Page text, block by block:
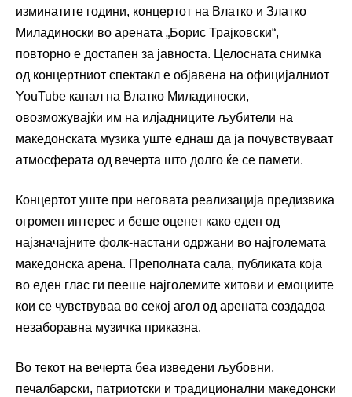
изминатите години, концертот на Влатко и Златко
Миладиноски во арената „Борис Трајковски“,
повторно е достапен за јавноста. Целосната снимка
од концертниот спектакл е објавена на официјалниот
YouTube канал на Влатко Миладиноски,
овозможувајќи им на илјадниците љубители на
македонската музика уште еднаш да ја почувствуваат
атмосферата од вечерта што долго ќе се памети.
Концертот уште при неговата реализација предизвика
огромен интерес и беше оценет како еден од
најзначајните фолк-настани одржани во најголемата
македонска арена. Преполната сала, публиката која
во еден глас ги пееше најголемите хитови и емоциите
кои се чувствуваа во секој агол од арената создадоа
незаборавна музичка приказна.
Во текот на вечерта беа изведени љубовни,
печалбарски, патриотски и традиционални македонски